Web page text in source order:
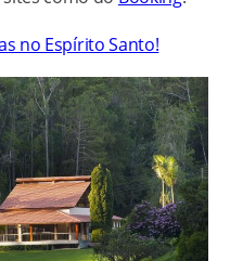
no Espírito Santo!